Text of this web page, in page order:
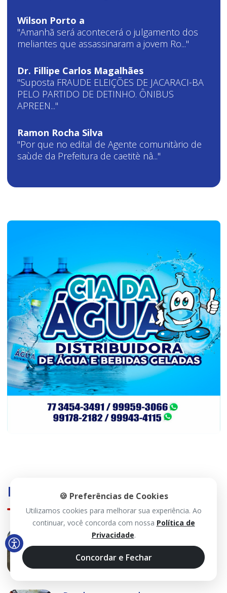
Wilson Porto a
"Amanhã será acontecerá o julgamento dos
meliantes que assassinaram a jovem Ro..."
Dr. Fillipe Carlos Magalhães
"Suposta FRAUDE ELEIÇÕES DE JACARACI-BA
PELO PARTIDO DE DETINHO. ÔNIBUS
APREEN..."
Ramon Rocha Silva
"Por que no edital de Agente comunitàrio de
saùde da Prefeitura de caetitè nâ..."
Mais Visualizadas
Furto em galpão causa prejuízo de
R$ 20 mil no Centro de Guanambi
🍪 Preferências de Cookies
Utilizamos cookies para melhorar sua experiência. Ao
continuar, você concorda com nossa Política de
Privacidade.
Concordar e Fechar